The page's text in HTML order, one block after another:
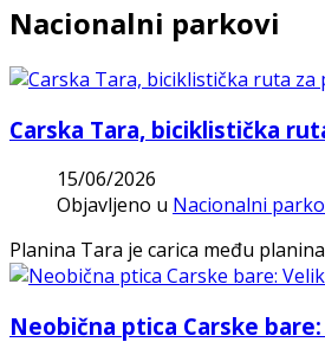
Nacionalni parkovi
Carska Tara, biciklistička
15/06/2026
Objavljeno u Nacionalni
Planina Tara je carica među
Neobična ptica Carske